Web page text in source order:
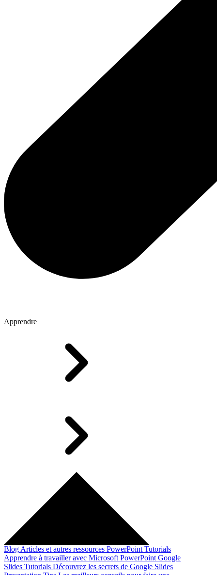
Apprendre
Blog Articles et autres ressources PowerPoint Tutorials
Apprendre à travailler avec Microsoft PowerPoint Google
Slides Tutorials Découvrez les secrets de Google Slides